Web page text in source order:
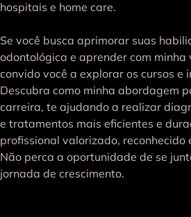
hospitais e home care.
Se você busca aprimorar suas
odontológica e aprender com
convido você a explorar os cursos e
Descubra como minha abordagem
carreira, te ajudando a realizar
e tratamentos mais eficientes e
profissional valorizado, reconhecido
Não perca a oportunidade de se
jornada de crescimento.